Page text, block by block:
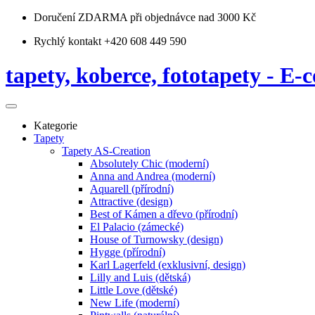
Doručení ZDARMA při objednávce nad 3000 Kč
Rychlý kontakt +420 608 449 590
tapety, koberce, fototapety - E-
Kategorie
Tapety
Tapety AS-Creation
Absolutely Chic (moderní)
Anna and Andrea (moderní)
Aquarell (přírodní)
Attractive (design)
Best of Kámen a dřevo (přírodní)
El Palacio (zámecké)
House of Turnowsky (design)
Hygge (přírodní)
Karl Lagerfeld (exklusivní, design)
Lilly and Luis (dětská)
Little Love (dětské)
New Life (moderní)